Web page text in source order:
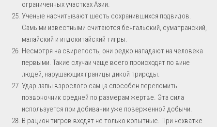
ограниченных участках Азии.
Ученые насчитывают шесть сохранившихся подвидов.
Самыми известными считаются бенгальский, суматранский,
малайский и индокитайский тигры.
Несмотря на свирепость, они редко нападают на человека
первыми. Такие случаи чаще всего происходят по вине
людей, нарушающих границы дикой природы.
Удар лапы взрослого самца способен переломить
позвоночник средней по размерам жертве. Эта сила
используется при добивании уже поверженной добычи.
В рацион тигров входят не только копытные. При нехватке